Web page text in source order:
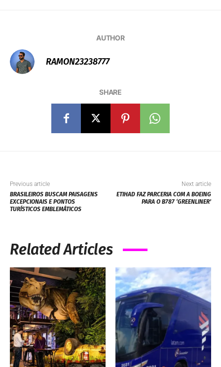
AUTHOR
RAMON23238777
SHARE
Previous article
BRASILEIROS BUSCAM PAISAGENS
EXCEPCIONAIS E PONTOS
TURÍSTICOS EMBLEMÁTICOS
Next article
ETIHAD FAZ PARCERIA COM A BOEING
PARA O B787 ‘GREENLINER’
Related Articles